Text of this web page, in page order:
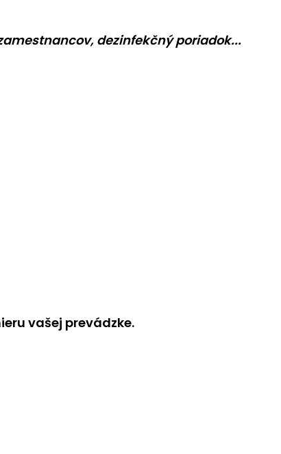
dezinfekčný poriadok...
vašej prevádzke.